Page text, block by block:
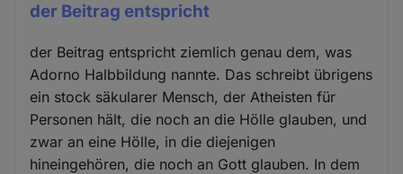
der Beitrag entspricht
der Beitrag entspricht ziemlich genau dem, was
Adorno Halbbildung nannte. Das schreibt übrigens
ein stock säkularer Mensch, der Atheisten für
Personen hält, die noch an die Hölle glauben, und
zwar an eine Hölle, in die diejenigen
hineingehören, die noch an Gott glauben. In dem